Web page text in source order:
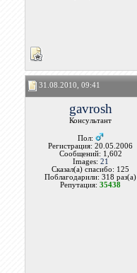
31.08.2010, 09:41
gavrosh
Консультант
Пол:
Регистрация: 20.05.2006
Сообщений: 1,602
Images: 21
Сказал(а) спасибо: 125
Поблагодарили: 318 раз(а)
Репутация:35438